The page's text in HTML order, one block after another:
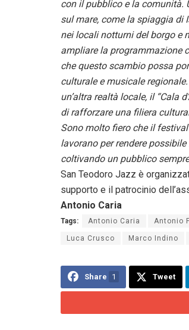
con il pubblico e la comunità.
sul mare, come la spiaggia di
nei locali notturni del borgo e
ampliare la programmazione
che questo scambio possa
culturale e musicale
un’altra realtà locale, il “Cala
di rafforzare una filiera
Sono molto fiero che il
lavorano per rendere
coltivando un pubblico
San Teodoro Jazz è
supporto e il patrocinio
Antonio Caria
Tags: Antonio Caria Antonio
Luca Crusco Marco Indino
Share 1 Tweet